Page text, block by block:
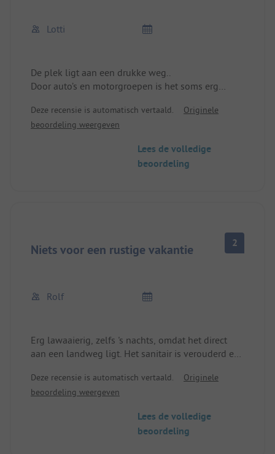
Lotti
De plek ligt aan een drukke weg..
Door auto’s en motorgroepen is het soms erg
Prijs voor 2 personen zonder stroom is 17,20 € niet
bepaald goedkoop. De vraag naar douches werd
Het sanitairgebouw en de douches, die toch met
0,50 € extra betaald moeten worden, mochten we
Deze recensie is automatisch vertaald.
Originele
beoordeling weergeven
Lees de volledige
beoordeling
Niets voor een rustige vakantie 2
Rolf
Erg lawaaierig, zelfs 's nachts, omdat het direct
aan een landweg ligt. Het sanitair is verouderd en
Deze recensie is automatisch vertaald.
Originele
beoordeling weergeven
Lees de volledige
beoordeling